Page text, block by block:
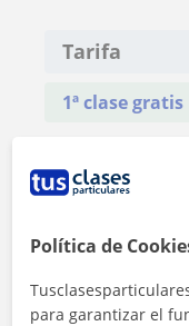
Tarifa
1ª clase gratis
Política de
para garantizar el